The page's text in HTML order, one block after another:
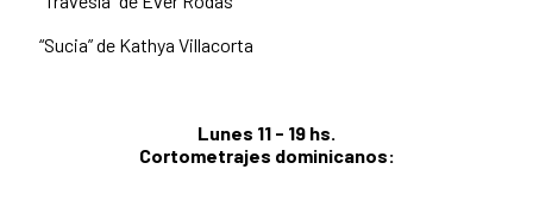
“Sucia” de Kathya Villacorta
Lunes 11 - 19 hs.
Cortometrajes dominicanos: